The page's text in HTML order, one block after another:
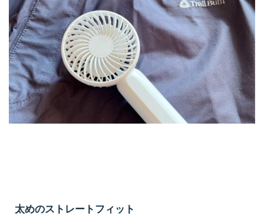
太めのストレートフィット